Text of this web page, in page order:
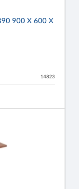
900 X 600 X
14823